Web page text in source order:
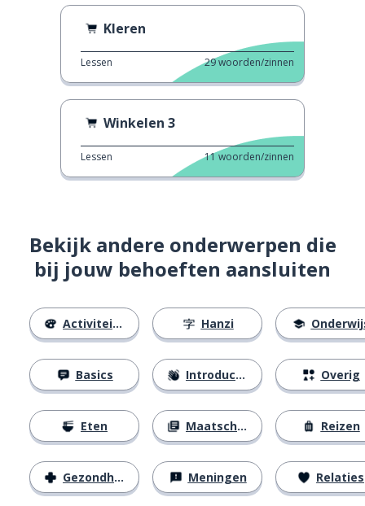
Kleren
Lessen 29woorden/zinnen
Winkelen 3
Lessen 11woorden/zinnen
Bekijk andere onderwerpen die
bij jouw behoeften aansluiten
Activiteiten
Basics
Eten
Gezondheid
Hanzi
Introducties
Maatschappij
Meningen
Overig
Reizen
Relaties